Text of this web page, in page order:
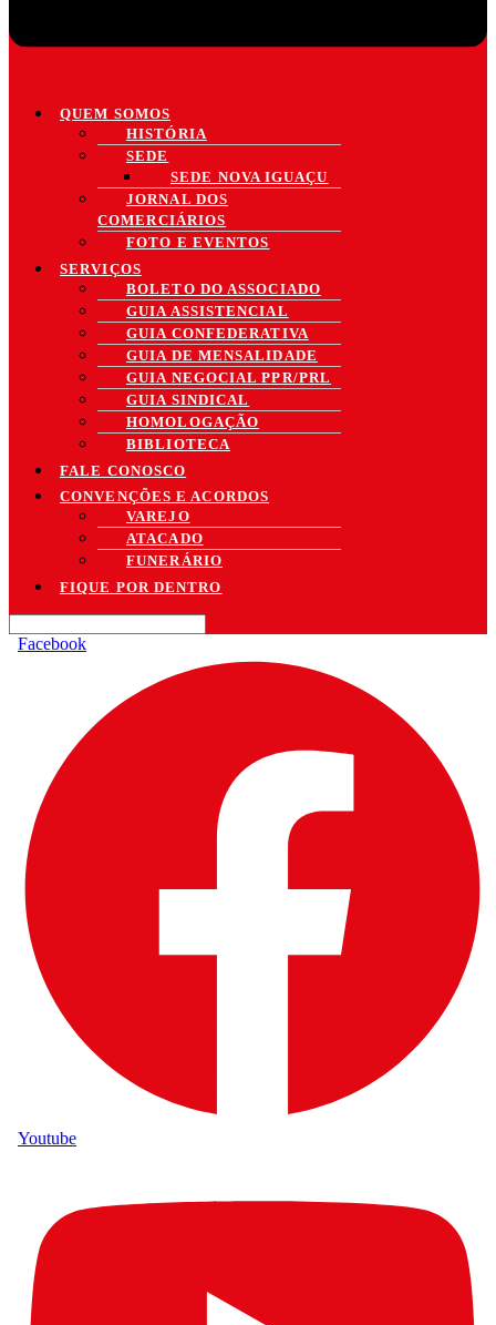
QUEM SOMOS
HISTÓRIA
SEDE
SEDE NOVA IGUAÇU
JORNAL DOS
COMERCIÁRIOS
FOTO E EVENTOS
SERVIÇOS
BOLETO DO ASSOCIADO
GUIA ASSISTENCIAL
GUIA CONFEDERATIVA
GUIA DE MENSALIDADE
GUIA NEGOCIAL PPR/PRL
GUIA SINDICAL
HOMOLOGAÇÃO
BIBLIOTECA
FALE CONOSCO
CONVENÇÕES E ACORDOS
VAREJO
ATACADO
FUNERÁRIO
FIQUE POR DENTRO
Facebook
Youtube